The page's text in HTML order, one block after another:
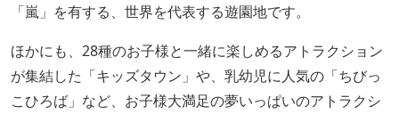
「嵐」を有する、世界を代表する遊園地です。
ほかにも、28種のお子様と一緒に楽しめるアトラクション
が集結した「キッズタウン」や、乳幼児に人気の「ちびっ
こひろば」など、お子様大満足の夢いっぱいのアトラクシ